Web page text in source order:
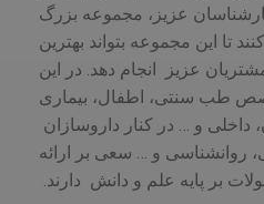
عزیز، مجموعه بزرگ
تا این مجموعه بتواند بهترین
عزیز انجام دهد. در این
طب سنتی، اطفال، بیماری
داخلی و … در کنار داروسازان
روانشناسی و … سعی بر ارائه
بر پایه علم و دانش دارند.